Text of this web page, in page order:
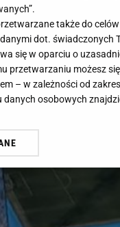
także do
dot.
się w oparciu o
przetwarzaniu możesz
– w zależności od
osobowych
zgodę na zainstalowanie
na Twoim urządzeniu
narzędzie do
” w stopce serwisu i
pomocą ustawień